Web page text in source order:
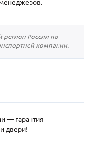
менеджеров.
регион России по
компании.
— гарантия
двери!